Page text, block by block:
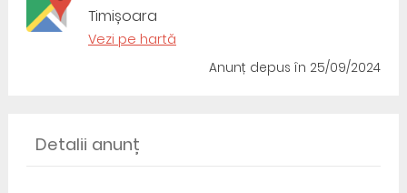
Timișoara
Vezi pe hartă
Anunț depusîn 25/09/2024
Detalii anunț